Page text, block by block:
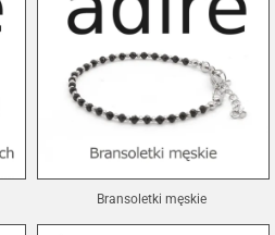
Bransoletki męskie